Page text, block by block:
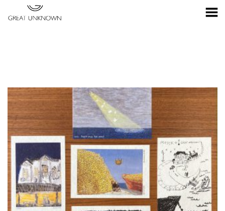
Toggle Menu